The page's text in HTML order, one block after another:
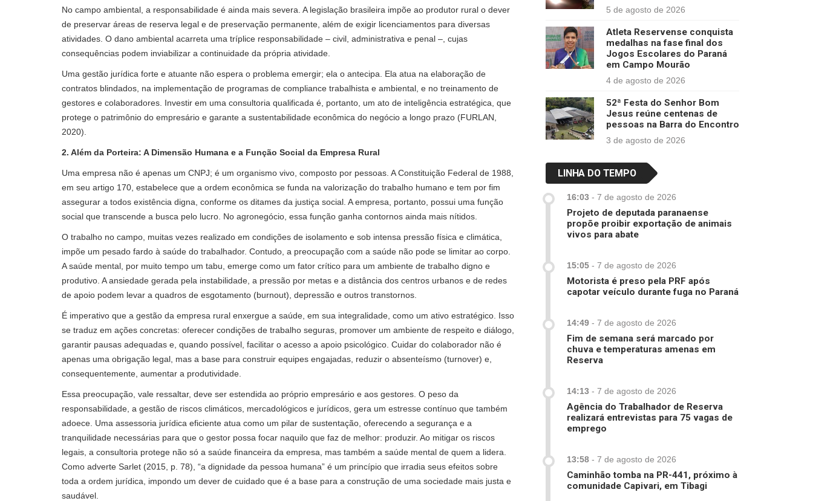
No campo ambiental, a responsabilidade é ainda mais severa. A legislação brasileira impõe ao produtor rural o dever
de preservar áreas de reserva legal e de preservação permanente, além de exigir licenciamentos para diversas
atividades. O dano ambiental acarreta uma tríplice responsabilidade – civil, administrativa e penal –, cujas
consequências podem inviabilizar a continuidade da própria atividade.
Uma gestão jurídica forte e atuante não espera o problema emergir; ela o antecipa. Ela atua na elaboração de
contratos blindados, na implementação de programas de compliance trabalhista e ambiental, e no treinamento de
gestores e colaboradores. Investir em uma consultoria qualificada é, portanto, um ato de inteligência estratégica, que
protege o patrimônio do empresário e garante a sustentabilidade econômica do negócio a longo prazo (FURLAN,
2020).
2. Além da Porteira: A Dimensão Humana e a Função Social da Empresa Rural
Uma empresa não é apenas um CNPJ; é um organismo vivo, composto por pessoas. A Constituição Federal de 1988,
em seu artigo 170, estabelece que a ordem econômica se funda na valorização do trabalho humano e tem por fim
assegurar a todos existência digna, conforme os ditames da justiça social. A empresa, portanto, possui uma função
social que transcende a busca pelo lucro. No agronegócio, essa função ganha contornos ainda mais nítidos.
O trabalho no campo, muitas vezes realizado em condições de isolamento e sob intensa pressão física e climática,
impõe um pesado fardo à saúde do trabalhador. Contudo, a preocupação com a saúde não pode se limitar ao corpo.
A saúde mental, por muito tempo um tabu, emerge como um fator crítico para um ambiente de trabalho digno e
produtivo. A ansiedade gerada pela instabilidade, a pressão por metas e a distância dos centros urbanos e de redes
de apoio podem levar a quadros de esgotamento (burnout), depressão e outros transtornos.
É imperativo que a gestão da empresa rural enxergue a saúde, em sua integralidade, como um ativo estratégico. Isso
se traduz em ações concretas: oferecer condições de trabalho seguras, promover um ambiente de respeito e diálogo,
garantir pausas adequadas e, quando possível, facilitar o acesso a apoio psicológico. Cuidar do colaborador não é
apenas uma obrigação legal, mas a base para construir equipes engajadas, reduzir o absenteísmo (turnover) e,
consequentemente, aumentar a produtividade.
Essa preocupação, vale ressaltar, deve ser estendida ao próprio empresário e aos gestores. O peso da
responsabilidade, a gestão de riscos climáticos, mercadológicos e jurídicos, gera um estresse contínuo que também
adoece. Uma assessoria jurídica eficiente atua como um pilar de sustentação, oferecendo a segurança e a
tranquilidade necessárias para que o gestor possa focar naquilo que faz de melhor: produzir. Ao mitigar os riscos
legais, a consultoria protege não só a saúde financeira da empresa, mas também a saúde mental de quem a lidera.
Como adverte Sarlet (2015, p. 78), “a dignidade da pessoa humana” é um princípio que irradia seus efeitos sobre
toda a ordem jurídica, impondo um dever de cuidado que é a base para a construção de uma sociedade mais justa e
saudável.
5 de agosto de 2026
Atleta Reservense conquista
medalhas na fase final dos
Jogos Escolares do Paraná
em Campo Mourão
4 de agosto de 2026
52ª Festa do Senhor Bom
Jesus reúne centenas de
pessoas na Barra do Encontro
3 de agosto de 2026
LINHA DO TEMPO
16:03 - 7 de agosto de 2026
Projeto de deputada paranaense
propõe proibir exportação de animais
vivos para abate
15:05 - 7 de agosto de 2026
Motorista é preso pela PRF após
capotar veículo durante fuga no Paraná
14:49 - 7 de agosto de 2026
Fim de semana será marcado por
chuva e temperaturas amenas em
Reserva
14:13 - 7 de agosto de 2026
Agência do Trabalhador de Reserva
realizará entrevistas para 75 vagas de
emprego
13:58 - 7 de agosto de 2026
Caminhão tomba na PR-441, próximo à
comunidade Capivari, em Tibagi